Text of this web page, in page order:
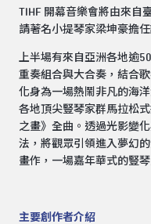
TIHF 開幕音樂會將由來自
請著名小提琴家梁坤豪擔任
上半場有來自亞洲各地逾
重奏組合與大合奏，結合
化身為一場熱鬧非凡的海
各地頂尖豎琴家群馬拉松
之畫》全曲。透過光影變
法，將觀眾引領進入夢幻
畫作，一場嘉年華式的豎琴
主要創作者介紹